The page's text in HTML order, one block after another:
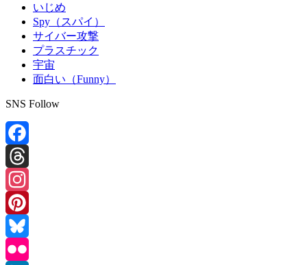
いじめ
Spy（スパイ）
サイバー攻撃
プラスチック
宇宙
面白い（Funny）
SNS Follow
Facebook
Threads
Instagram
Pinterest
Bluesky